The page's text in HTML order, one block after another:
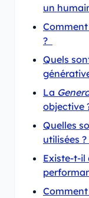
un
?
Quels
La
objective
Quelles
utilisées ?
Existe-t-il